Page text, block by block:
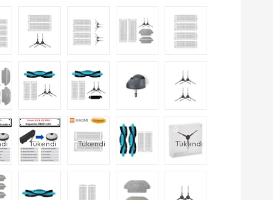
Tükendi Tükendi Tükendi